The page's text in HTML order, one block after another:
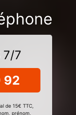
7/7
92
de 15€ TTC,
prénom,